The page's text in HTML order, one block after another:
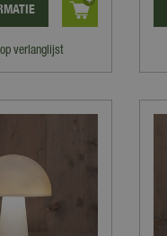
verlanglijst